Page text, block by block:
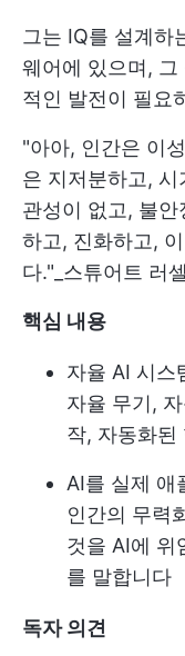
그는 IQ를 설계하
웨어에 있으며,
적인 발전이 필요
"아아, 인간은 이
은 지저분하고,
관성이 없고, 불
하고, 진화하고,
다."_스튜어트 러
핵심 내용
자율 AI 시스
자율 무기,
작, 자동화된
AI를 실제 애
인간의 무력
것을 AI에 위
를 말합니다
독자 의견